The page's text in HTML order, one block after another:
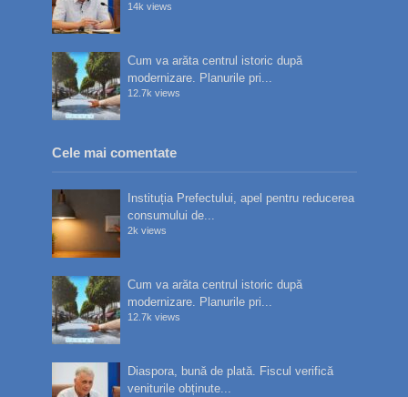
14k views
Cum va arăta centrul istoric după
modernizare. Planurile pri...
12.7k views
Cele mai comentate
Instituția Prefectului, apel pentru reducerea
consumului de...
2k views
Cum va arăta centrul istoric după
modernizare. Planurile pri...
12.7k views
Diaspora, bună de plată. Fiscul verifică
veniturile obținute...